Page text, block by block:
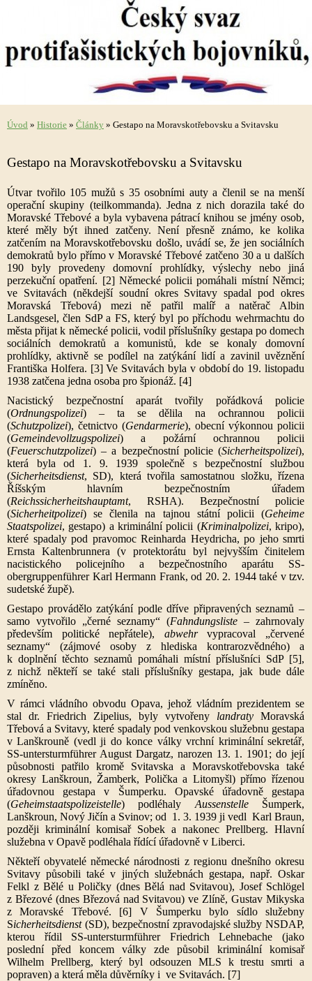
Úvod » Historie » Články » Gestapo na Moravskotřebovsku a Svitavsku
Gestapo na Moravskotřebovsku a Svitavsku
Útvar tvořilo 105 mužů s 35 osobními auty a členil se na menší
operační skupiny (teilkommanda). Jedna z nich dorazila také do
Moravské Třebové a byla vybavena pátrací knihou se jmény osob,
které měly být ihned zatčeny. Není přesně známo, ke kolika
zatčením na Moravskotřebovsku došlo, uvádí se, že jen sociálních
demokratů bylo přímo v Moravské Třebové zatčeno 30 a u dalších
190 byly provedeny domovní prohlídky, výslechy nebo jiná
perzekuční opatření. [2] Německé policii pomáhali místní Němci;
ve Svitavách (někdejší soudní okres Svitavy spadal pod okres
Moravská Třebová) mezi ně patřil malíř a natěrač Albin
Landsgesel, člen SdP a FS, který byl po příchodu wehrmachtu do
města přijat k německé policii, vodil příslušníky gestapa po domech
sociálních demokratů a komunistů, kde se konaly domovní
prohlídky, aktivně se podílel na zatýkání lidí a zavinil uvěznění
Františka Holfera. [3] Ve Svitavách byla v období do 19. listopadu
1938 zatčena jedna osoba pro špionáž. [4]
Nacistický bezpečnostní aparát tvořily pořádková policie
(Ordnungspolizei) – ta se dělila na ochrannou policii
(Schutzpolizei), četnictvo (Gendarmerie), obecní výkonnou policii
(Gemeindevollzugspolizei) a požární ochrannou policii
(Feuerschutzpolizei) – a bezpečnostní policie (Sicherheitspolizei),
která byla od 1. 9. 1939 společně s bezpečnostní službou
(Sicherheitsdienst, SD), která tvořila samostatnou složku, řízena
Říšským hlavním bezpečnostním úřadem
(Reichssicherheitshauptamt, RSHA). Bezpečnostní policie
(Sicherheitpolizei) se členila na tajnou státní policii (Geheime
Staatspolizei, gestapo) a kriminální policii (Kriminalpolizei, kripo),
které spadaly pod pravomoc Reinharda Heydricha, po jeho smrti
Ernsta Kaltenbrunnera (v protektorátu byl nejvyšším činitelem
nacistického policejního a bezpečnostního aparátu SS-
obergruppenführer Karl Hermann Frank, od 20. 2. 1944 také v tzv.
sudetské župě).
Gestapo provádělo zatýkání podle dříve připravených seznamů –
samo vytvořilo „černé seznamy“ (Fahndungsliste – zahrnovaly
především politické nepřátele), abwehrvypracoval „červené
seznamy“ (zájmové osoby z hlediska kontrarozvědného) a
k doplnění těchto seznamů pomáhali místní příslušníci SdP [5],
z nichž někteří se také stali příslušníky gestapa, jak bude dále
zmíněno.
V rámci vládního obvodu Opava, jehož vládním prezidentem se
stal dr. Friedrich Zipelius, byly vytvořeny landraty Moravská
Třebová a Svitavy, které spadaly pod venkovskou služebnu gestapa
v Lanškrouně (vedl ji do konce války vrchní kriminální sekre­tář,
SS-untersturmführer August Dargatz, narozen 13. 1. 1901; do její
působnosti patřilo kromě Svitavska a Moravskotřebovska také
okresy Lanškroun, Žamberk, Polička a Litomyšl) přímo řízenou
úřadovnou gestapa v Šumperku. Opavské úřadovně gestapa
(Geheimstaatspolizeistelle) podléhaly AussenstelleŠumperk,
Lanškroun, Nový Jičín a Svinov; od 1. 3. 1939 ji vedl Karl Braun,
později kriminální komisař Sobek a nakonec Prellberg. Hlavní
služebna v Opavě podléhala řídící úřadovně v Liberci.
Někteří obyvatelé německé národnosti z regionu dnešního okresu
Svitavy působili také v jiných služebnách gestapa, např. Oskar
Felkl z Bělé u Poličky (dnes Bělá nad Svitavou), Josef Schlögel
z Březové (dnes Březová nad Svitavou) ve Zlíně, Gustav Mikyska
z Moravské Třebové. [6] V Šumperku bylo sídlo služebny
Sicherheitsdienst (SD), bezpečnostní zpravodajské služby NSDAP,
kterou řídil SS-untersturmführer Friedrich Lehnebache (jako
poslední před koncem války zde působil kriminální komisař
Wilhelm Prellberg, který byl odsouzen MLS k trestu smrti a
popraven) a která měla důvěrníky i ve Svitavách. [7]